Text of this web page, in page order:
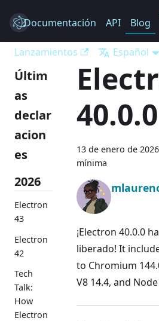
Electron
Documentación API Blog
Lanzamientos Español
Últim
as
declar
acion
es
2026
Electron
43
Electron
42
Tech
Talk:
How
Electron
40.0.0
13 de enero de 2026
mínima
¡Electron 40.0.0
liberado! It
to Chromium
V8 14.4, and